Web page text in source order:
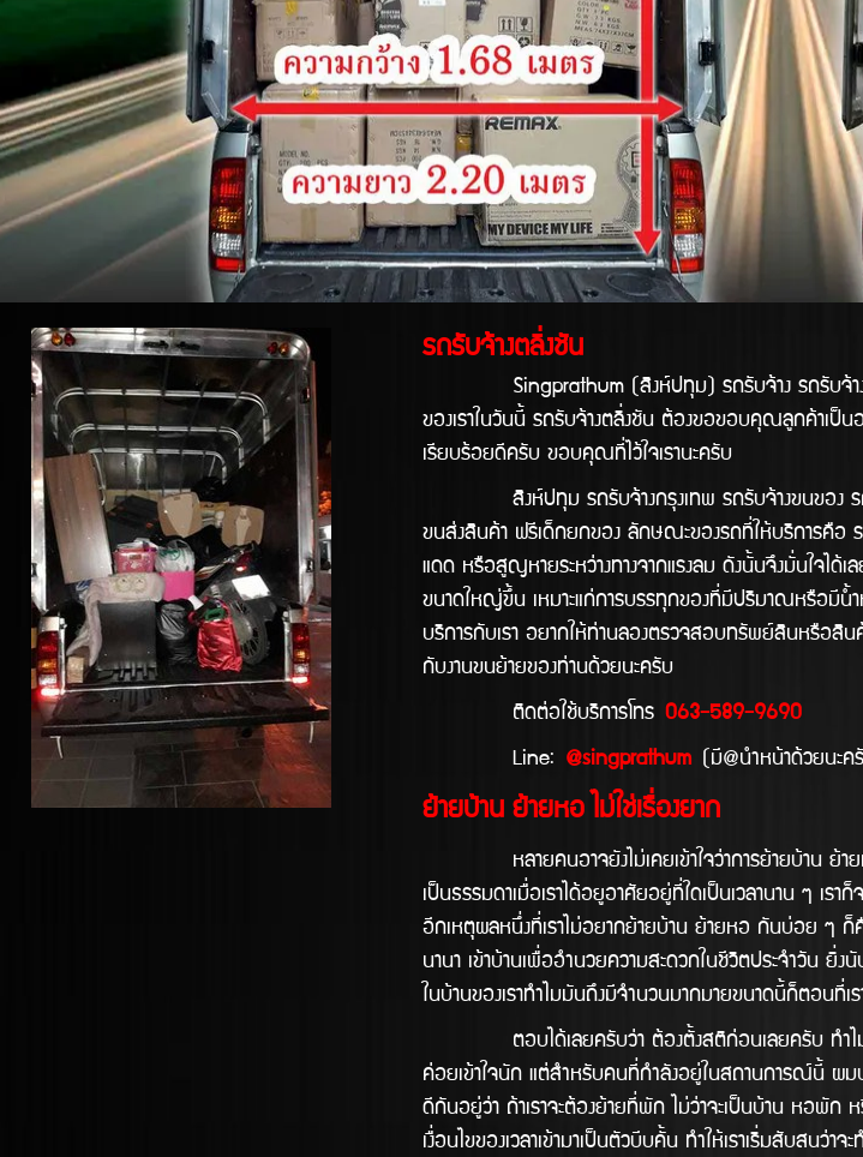
รถรับจ้างตลิ่งชัน
Singprathum (สิงห์ปทุม) รถรับจ้าง รถรับจ้างขนข
ของเราในวันนี้ รถรับจ้างตลิ่งชัน ต้องขอขอบคุณลูกค้าเป็นอ
เรียบร้อยดีครับ ขอบคุณที่ไว้ใจเรานะครับ
สิงห์ปทุม รถรับจ้างกรุงเทพ รถรับจ้างขนของ รถขน
ขนส่งสินค้า ฟรีเด็กยกของ ลักษณะของรถที่ให้บริการคือ
แดด หรือสูญหายระหว่างทางจากแรงลม ดังนั้นจึงมั่นใจไ
ขนาดใหญ่ขึ้น เหมาะแก่การบรรทุกของที่มีปริมาณหรือมีน้ำ
บริการกับเรา อยากให้ท่านลองตรวจสอบทรัพย์สินหรือสิน
กับงานขนย้ายของท่านด้วยนะครับ
ติดต่อใช้บริการโทร 063-589-9690
Line: @singprathum(มี@นำหน้าด้วยนะ
ย้ายบ้าน ย้ายหอ ไม่ใช่เรื่องยาก
หลายคนอาจยังไม่เคยเข้าใจว่าการย้ายบ้าน ย้ายหอ
เป็นธรรมดาเมื่อเราได้อยูอาศัยอยู่ที่ใดเป็นเวลานาน ๆ
อีกเหตุผลหนึ่งที่เราไม่อยากย้ายบ้าน ย้ายหอ กันบ่อย ๆ ก็คื
นานา เข้าบ้านเพื่ออำนวยความสะดวกในชีวิตประจำวัน ยิ่
ในบ้านของเราทำไมมันถึงมีจำนวนมากมายขนาดนี้ก็ตอนที่เ
ตอบได้เลยครับว่า ต้องตั้งสติก่อนเลยครับ ทำไมผม
ค่อยเข้้าใจนัก แต่สำหรับคนที่กำลังอยู่ในสถานการณ์นี้ ผมบ
ดีกันอยู่ว่า ถ้าเราจะต้องย้ายที่พัก ไม่ว่าจะเป็นบ้าน หอพัก ห
เงื่อนไขของเวลาเข้ามาเป็นตัวบีบคั้น ทำให้เราเริ่มสับสนว่